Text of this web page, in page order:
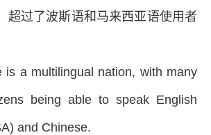
超过了波斯语和马来西亚语使用者
is a multilingual nation, with many
being able to speak English
and Chinese.